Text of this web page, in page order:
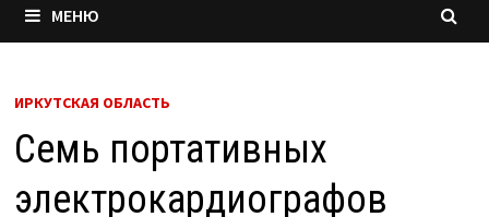
МЕНЮ
ИРКУТСКАЯ ОБЛАСТЬ
Семь портативных
электрокардиографов